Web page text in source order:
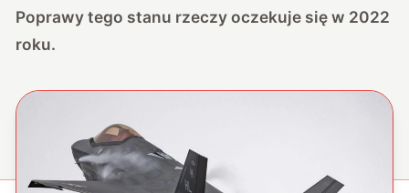
Poprawy tego stanu rzeczy oczekuje się w 2022
roku.